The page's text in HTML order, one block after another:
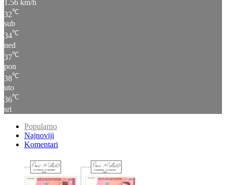
1.56 km/h
32℃
sub
34℃
ned
37℃
pon
38℃
uto
36℃
sri
Popularno
Najnoviji
Komentari